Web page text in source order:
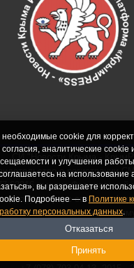
СИ "Новости Крыма -
о
62916 выдано Федеральной
надзору в сфере связи,
технологий и массовых
(Роскомнадзор) 10.09.2015.
главный редактор: Крутских
crimearfinfo@yandex.ru.
cookie для
аналитические
и улучшения
на использование
вы разрешаете
Подробнее — в Политике
персональных данных.
Отказаться
Принять